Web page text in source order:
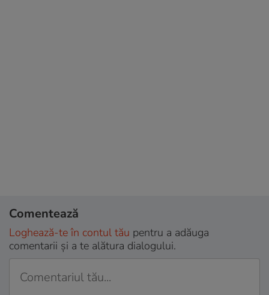
Comentează
Loghează-te în contul tău pentru a adăuga
comentarii și a te alătura dialogului.